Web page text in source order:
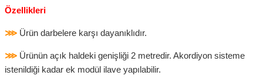
Özellikleri
⋙ Ürün darbelere karşı dayanıklıdır.
⋙ Ürünün açık haldeki genişliği 2 metredir. Akordiyon sisteme
istenildiği kadar ek modül ilave yapılabilir.